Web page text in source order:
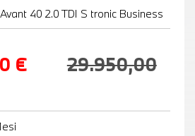
40 2.0 TDI S tronic Business
€
29.950,00